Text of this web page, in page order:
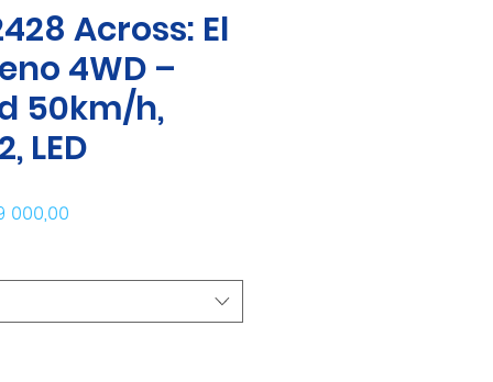
Across: El
4WD –
50km/h,
LED
000,00